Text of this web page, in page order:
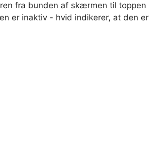
fra bunden af skærmen til toppen
er inaktiv - hvid indikerer, at den er